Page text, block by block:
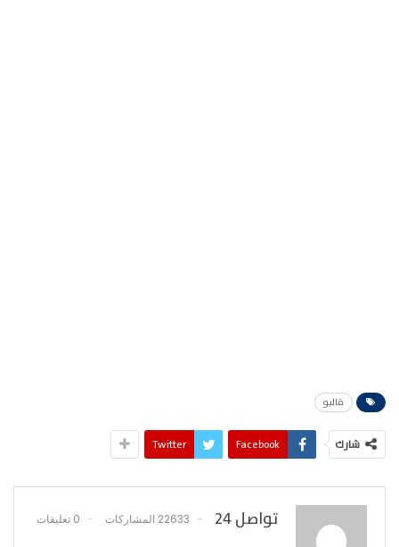
ڤاليو
شارك Facebook
Twitter
تواصل 24 22633 المشاركات 0 تعليقات